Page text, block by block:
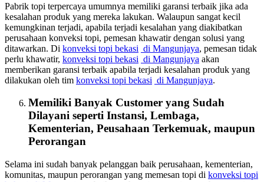
Pabrik topi terpercaya umumnya memiliki garansi terbaik jika ada
kesalahan produk yang mereka lakukan. Walaupun sangat kecil
kemungkinan terjadi, apabila terjadi kesalahan yang diakibatkan
perusahaan konveksi topi, pemesan khawatir dengan solusi yang
ditawarkan. Di konveksi topi bekasi di Mangunjaya, pemesan tidak
perlu khawatir, konveksi topi bekasi di Mangunjaya akan
memberikan garansi terbaik apabila terjadi kesalahan produk yang
dilakukan oleh tim konveksi topi bekasi di Mangunjaya.
Memiliki Banyak Customer yang Sudah
Dilayani seperti Instansi, Lembaga,
Kementerian, Peusahaan Terkemuak, maupun
Perorangan
Selama ini sudah banyak pelanggan baik perusahaan, kementerian,
komunitas, maupun perorangan yang memesan topi di konveksi topi